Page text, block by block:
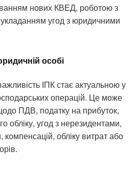
нових КВЕД, роботою з
угод з юридичними
особі
ІПК стає актуальною у
операцій. Це може
ПДВ, податку на прибуток,
обліку, угод з нерезидентами,
компенсацій, обліку витрат або